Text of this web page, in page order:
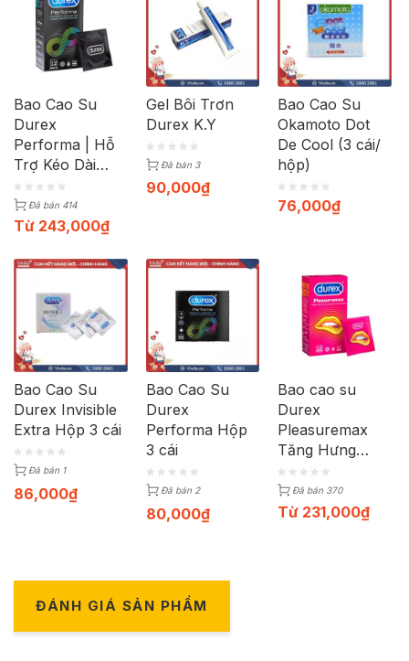
Bao Cao Su
Durex
Performa | Hỗ
Trợ Kéo Dài
Thời Gian | Hộp
12cĐã bán 414
Từ 243,000₫
Gel Bôi Trơn
Durex K.Y
Đã bán 3
90,000₫
Bao Cao Su
Okamoto Dot
De Cool (3 cái/
hộp)
76,000₫
Bao Cao Su
Durex Invisible
Extra Hộp 3 cái
Đã bán 1
86,000₫
Bao Cao Su
Durex
Performa Hộp
3 cái
Đã bán 2
80,000₫
Bao cao su
Durex
Pleasuremax
Tăng Hưng
Phấn | Hộp 12c
Đã bán 370
Từ 231,000₫
ĐÁNH GIÁ SẢN PHẨM